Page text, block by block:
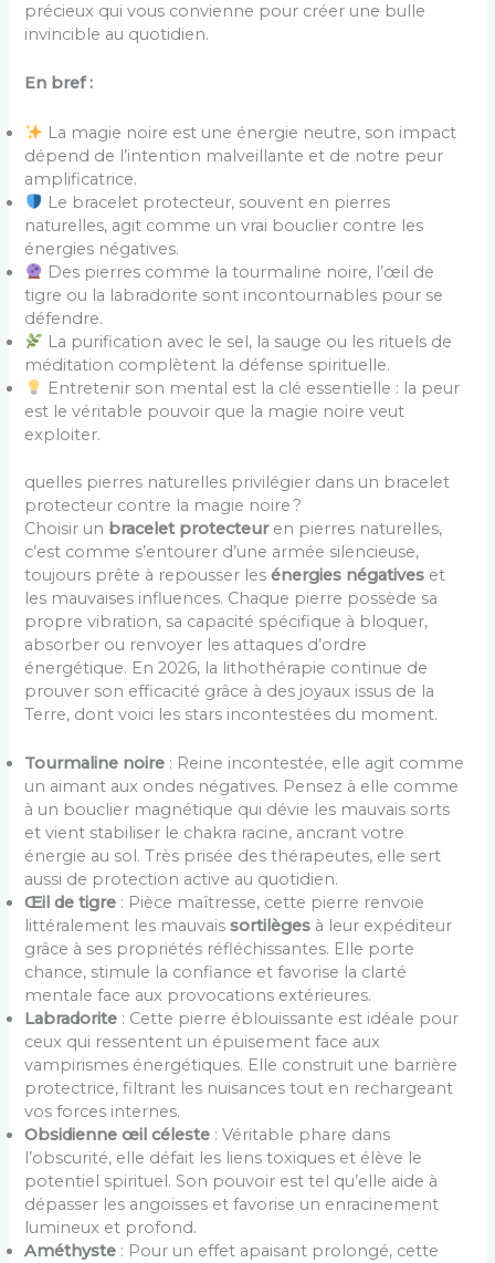
précieux qui vous convienne pour créer une bulle
invincible au quotidien.
En bref :
La magie noire est une énergie neutre, son impact
dépend de l’intention malveillante et de notre peur
amplificatrice.
Le bracelet protecteur, souvent en pierres
naturelles, agit comme un vrai bouclier contre les
énergies négatives.
Des pierres comme la tourmaline noire, l’œil de
tigre ou la labradorite sont incontournables pour se
défendre.
La purification avec le sel, la sauge ou les rituels de
méditation complètent la défense spirituelle.
Entretenir son mental est la clé essentielle : la peur
est le véritable pouvoir que la magie noire veut
exploiter.
quelles pierres naturelles privilégier dans un bracelet
protecteur contre la magie noire ?
Choisir un bracelet protecteuren pierres naturelles,
c’est comme s’entourer d’une armée silencieuse,
toujours prête à repousser lesénergies négatives et
les mauvaises influences. Chaque pierre possède sa
propre vibration, sa capacité spécifique à bloquer,
absorber ou renvoyer les attaques d’ordre
énergétique. En 2026, la lithothérapie continue de
prouver son efficacité grâce à des joyaux issus de la
Terre, dont voici les stars incontestées du moment.
Tourmaline noire : Reine incontestée, elle agit comme
un aimant aux ondes négatives. Pensez à elle comme
à un bouclier magnétique qui dévie les mauvais sorts
et vient stabiliser le chakra racine, ancrant votre
énergie au sol. Très prisée des thérapeutes, elle sert
aussi de protection active au quotidien.
Œil de tigre : Pièce maîtresse, cette pierre renvoie
littéralement les mauvaissortilèges à leur expéditeur
grâce à ses propriétés réfléchissantes. Elle porte
chance, stimule la confiance et favorise la clarté
mentale face aux provocations extérieures.
Labradorite : Cette pierre éblouissante est idéale pour
ceux qui ressentent un épuisement face aux
vampirismes énergétiques. Elle construit une barrière
protectrice, filtrant les nuisances tout en rechargeant
vos forces internes.
Obsidienne œil céleste : Véritable phare dans
l’obscurité, elle défait les liens toxiques et élève le
potentiel spirituel. Son pouvoir est tel qu’elle aide à
dépasser les angoisses et favorise un enracinement
lumineux et profond.
Améthyste : Pour un effet apaisant prolongé, cette